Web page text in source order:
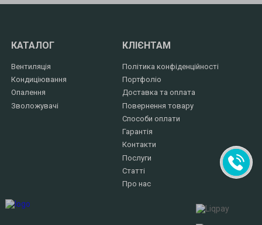
КАТАЛОГ
Вентиляція
Кондиціювання
Опалення
Зволожувачі
КЛІЄНТАМ
Політика конфіденційності
Портфоліо
Доставка та оплата
Повернення товару
Способи оплати
Гарантія
Контакти
Послуги
Статті
Про нас